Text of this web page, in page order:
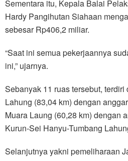
Sementara itu, Kepala Balai
Hardy Pangihutan Siahaan
sebesar Rp406,2 miliar.
“Saat ini semua pekerjaannya
ini,” ujarnya.
Sebanyak 11 ruas tersebut,
Lahung (83,04 km) dengan
Muara Laung (60,28 km) dengan
Kurun-Sei Hanyu-Tumbang
Selanjutnya yakni pemeliharaan